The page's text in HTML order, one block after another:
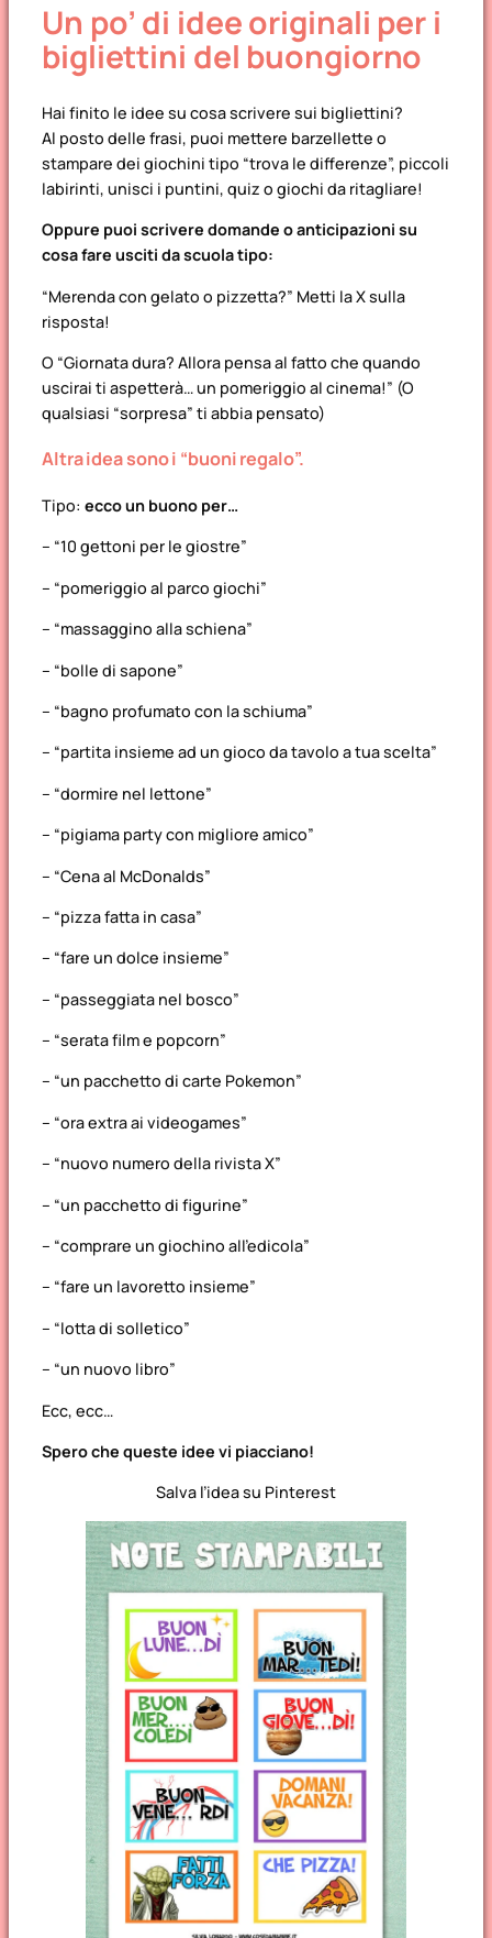
Un po’ di idee originali per i
bigliettini del buongiorno
Hai finito le idee su cosa scrivere sui bigliettini?
Al posto delle frasi, puoi mettere barzellette o
stampare dei giochini tipo “trova le differenze”, piccoli
labirinti, unisci i puntini, quiz o giochi da ritagliare!
Oppure puoi scrivere domande o anticipazioni su
cosa fare usciti da scuola tipo:
“Merenda con gelato o pizzetta?” Metti la X sulla
risposta!
O “Giornata dura? Allora pensa al fatto che quando
uscirai ti aspetterà… un pomeriggio al cinema!” (O
qualsiasi “sorpresa” ti abbia pensato)
Altra idea sono i “buoni regalo”.
Tipo: ecco un buono per…
– “10 gettoni per le giostre”
– “pomeriggio al parco giochi”
– “massaggino alla schiena”
– “bolle di sapone”
– “bagno profumato con la schiuma”
– “partita insieme ad un gioco da tavolo a tua scelta”
– “dormire nel lettone”
– “pigiama party con migliore amico”
– “Cena al McDonalds”
– “pizza fatta in casa”
– “fare un dolce insieme”
– “passeggiata nel bosco”
– “serata film e popcorn”
– “un pacchetto di carte Pokemon”
– “ora extra ai videogames”
– “nuovo numero della rivista X”
– “un pacchetto di figurine”
– “comprare un giochino all’edicola”
– “fare un lavoretto insieme”
– “lotta di solletico”
– “un nuovo libro”
Ecc, ecc…
Spero che queste idee vi piacciano!
Salva l’idea su Pinterest